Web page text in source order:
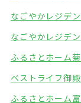
なごやかレジデ
なごやかレジデ
ふるさとホーム
ベストライフ御
ふるさとホーム